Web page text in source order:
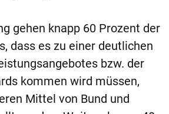
gehen knapp 60 Prozent der
dass es zu einer deutlichen
bzw. der
kommen wird müssen,
Mittel von Bund und